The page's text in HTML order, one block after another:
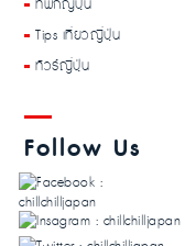
ที่พักญี่ปุ่น
Tips เที่ยวญี่ปุ่น
ทัวร์ญี่ปุ่น
Follow Us